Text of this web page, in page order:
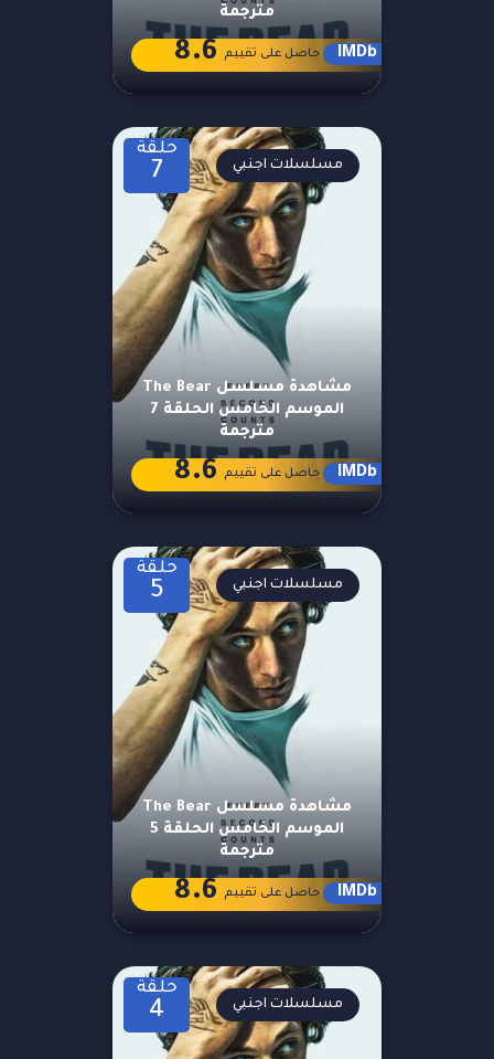
مترجمة
IMDb حاصل على تقييم 8.6
حلقة
7
مشاهدة مسلسل The Bear
الموسم الخامس الحلقة 7
مترجمة
مسلسلات اجنبي
IMDb حاصل على تقييم 8.6
حلقة
5
مشاهدة مسلسل The Bear
الموسم الخامس الحلقة 5
مترجمة
مسلسلات اجنبي
IMDb حاصل على تقييم 8.6
حلقة
4 مسلسلات اجنبي